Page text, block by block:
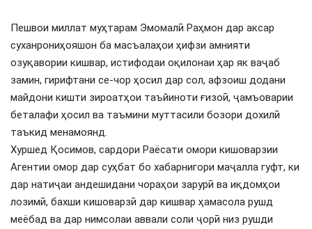
Пешвои миллат муҳтарам Эмомалӣ Раҳмон дар аксар
суханрониҳояшон ба масъалаҳои ҳифзи амнияти
озуқавории кишвар, истифодаи оқилонаи ҳар як ваҷаб
замин, гирифтани се-чор ҳосил дар сол, афзоиш додани
майдони кишти зироатҳои таъйиноти ғизоӣ, ҷамъоварии
беталафи ҳосил ва таъмини муттасили бозори дохилӣ
таъкид менамоянд.
Хуршед Қосимов, сардори Раёсати омори кишоварзии
Агентии омор дар суҳбат бо хабарнигори маҷалла гуфт, ки
дар натиҷаи андешидани чораҳои зарурӣ ва иқдомҳои
лозимӣ, бахши кишоварзӣ дар кишвар ҳамасола рушд
меёбад ва дар нимсолаи аввали соли ҷорӣ низ рушди